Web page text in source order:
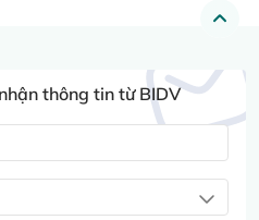
thông tin từ BIDV